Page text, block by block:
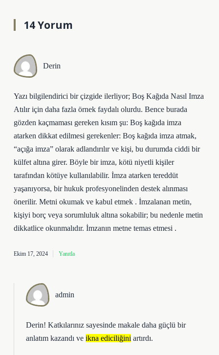
14 Yorum
Derin
Yazı bilgilendirici bir çizgide ilerliyor; Boş Kağıda Nasıl Imza
Atılır için daha fazla örnek faydalı olurdu. Bence burada
gözden kaçmaması gereken kısım şu: Boş kağıda imza
atarken dikkat edilmesi gerekenler: Boş kağıda imza atmak,
“açığa imza” olarak adlandırılır ve kişi, bu durumda ciddi bir
külfet altına girer. Böyle bir imza, kötü niyetli kişiler
tarafından kötüye kullanılabilir. İmza atarken tereddüt
yaşanıyorsa, bir hukuk profesyonelinden destek alınması
önerilir. Metni okumak ve kabul etmek . İmzalanan metin,
kişiyi borç veya sorumluluk altına sokabilir; bu nedenle metin
dikkatlice okunmalıdır. İmzanın metne temas etmesi .
Ekim 17, 2024 Yanıtla
admin
Derin! Katkılarınız sayesinde makale daha güçlü bir
anlatım kazandı ve ikna ediciliğini artırdı.